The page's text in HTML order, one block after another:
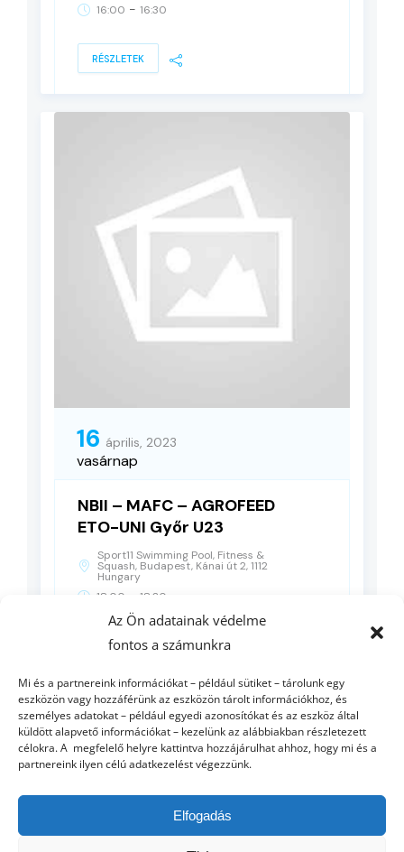
Az Ön adatainak védelme
fontos a számunkra
Mi és a partnereink információkat – például sütiket – tárolunk egy
eszközön vagy hozzáférünk az eszközön tárolt információkhoz, és
személyes adatokat – például egyedi azonosítókat és az eszköz által
küldött alapvető információkat – kezelünk az alábbiakban részletezett
célokra. A megfelelő helyre kattintva hozzájárulhat ahhoz, hogy mi és a
partnereink ilyen célú adatkezelést végezzünk.
Elfogadás
16:00 - 16:30
RÉSZLETEK
16 április, 2023
vasárnap
NBII – MAFC – AGROFEED
ETO-UNI Győr U23
Sport11 Swimming Pool, Fitness &
Squash, Budapest, Kánai út 2, 1112
Hungary
18:00
18:30
RÉSZLETEK